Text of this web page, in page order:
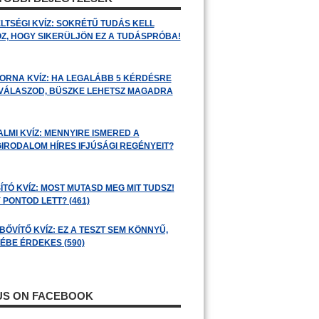
KVÍZ: SOKRÉTŰ TUDÁS KELL
HOGY SIKERÜLJÖN EZ A TUDÁSPRÓBA!
KVÍZ: HA LEGALÁBB 5 KÉRDÉSRE
BÜSZKE LEHETSZ MAGADRA
KVÍZ: MENNYIRE ISMERED A
HÍRES IFJÚSÁGI REGÉNYEIT?
KVÍZ: MOST MUTASD MEG MIT TUDSZ!
LETT? (461)
KVÍZ: EZ A TESZT SEM KÖNNYŰ,
ÉRDEKES (590)
ON FACEBOOK